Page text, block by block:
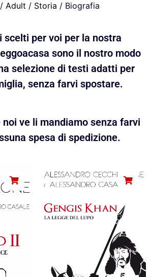
/ Adult / Storia / Biografia
scelti per voi per la nostra
sono il nostro modo
selezione di testi adatti per
senza farvi spostare.
ve li mandiamo senza farvi
spesa di spedizione.